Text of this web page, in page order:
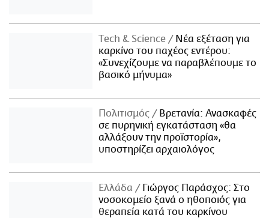
Τech & Science
Νέα εξέταση για
καρκίνο του παχέος εντέρου:
«Συνεχίζουμε να παραβλέπουμε το
βασικό μήνυμα»
Πολιτισμός
Βρετανία: Ανασκαφές
σε πυρηνική εγκατάσταση «θα
αλλάξουν την προϊστορία»,
υποστηρίζει αρχαιολόγος
Ελλάδα
Γιώργος Παράσχος: Στο
νοσοκομείο ξανά ο ηθοποιός για
θεραπεία κατά του καρκίνου